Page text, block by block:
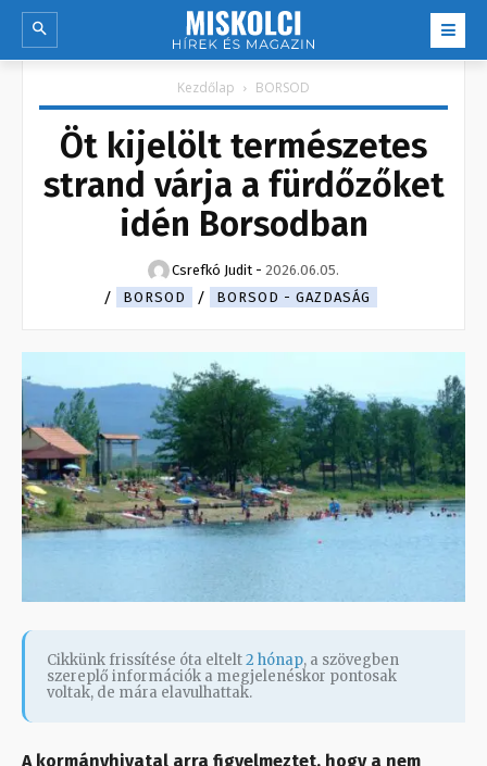
Kezdőlap BORSOD
Öt kijelölt természetes
strand várja a fürdőzőket
idén Borsodban
Csrefkó Judit - 2026.06.05.
BORSOD
BORSOD - GAZDASÁG
Cikkünk frissítése óta eltelt2 hónap, a szövegben
szereplő információk a megjelenéskor pontosak
voltak, de mára elavulhattak.
A kormányhivatal arra figyelmeztet, hogy a nem